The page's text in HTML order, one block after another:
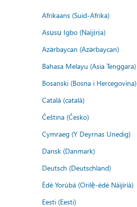
Afrikaans (Suid-Afrika)
Asụsụ Igbo (Naịjịrịa)
Azərbaycan (Azərbaycan)
Bahasa Melayu (Asia Tenggara)
Bosanski (Bosna i Hercegovina)
Català (català)
Čeština (Česko)
Cymraeg (Y Deyrnas Unedig)
Dansk (Danmark)
Deutsch (Deutschland)
Èdè Yorùbá (Orilẹ̀-èdè Nàìjíríà)
Eesti (Eesti)